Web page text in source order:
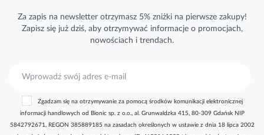
Za zapis na newsletter otrzymasz 5% zniżki na pierwsze zakupy!
Zapisz się już dziś, aby otrzymywać informacjeo promocjach,
nowościach i trendach.
r
Zgadzam się na otrzymywanie za pomocą środków komunikacji elektronicznej
informacji handlowych od Bionic sp. z o.o., al. Grunwaldzka 415, 80-309 Gdańsk NIP
5842792671, REGON 385889185 na zasadach określonych w ustawie z dnia 18 lipca 2002